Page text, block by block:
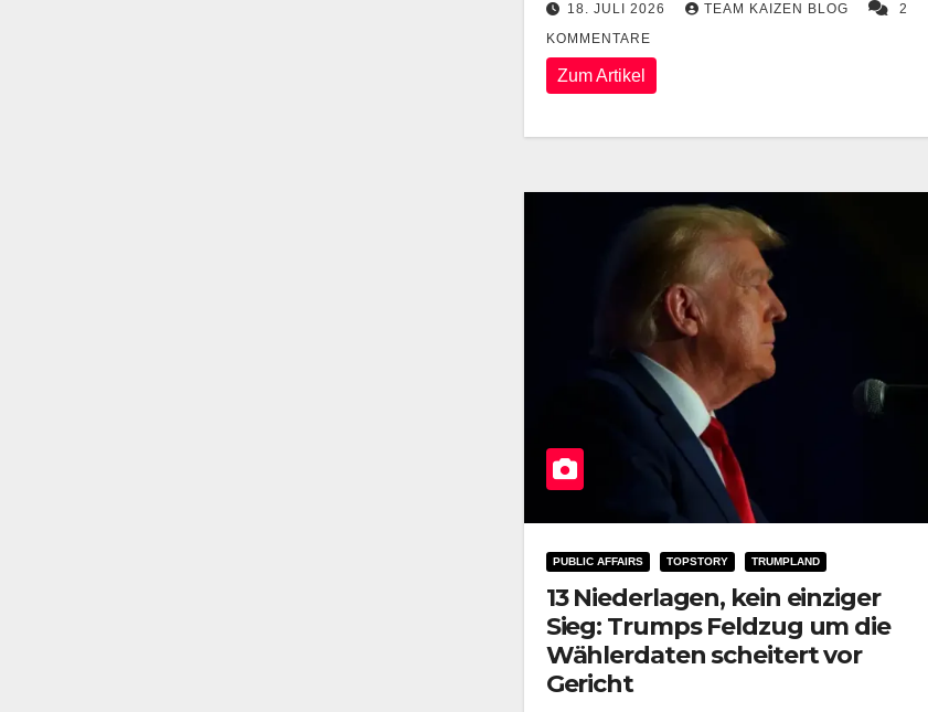
18. JULI 2026 TEAM KAIZEN BLOG
2
KOMMENTARE
Zum Artikel
PUBLIC AFFAIRS TOPSTORY TRUMPLAND
13 Niederlagen, kein einziger
Sieg: Trumps Feldzug um die
Wählerdaten scheitert vor
Gericht